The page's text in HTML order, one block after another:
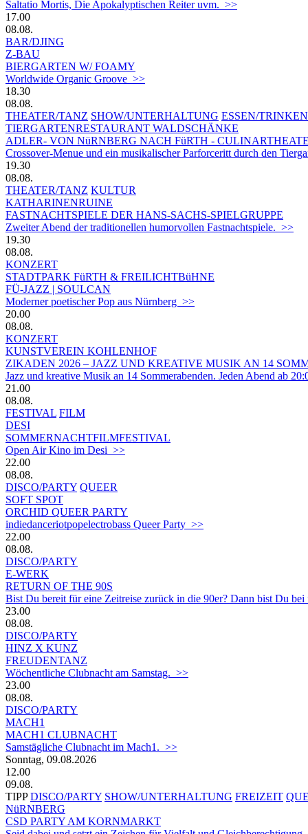
Saltatio Mortis, Die Apokalyptischen Reiter uvm. >>
17.00
08.08.
BAR/DJING
Z-BAU
BIERGARTEN W/ FOAMY
Worldwide Organic Groove >>
18.30
08.08.
THEATER/TANZ SHOW/UNTERHALTUNG ESSEN/TRINKEN
TIERGARTEN­RESTAURANT WALDSCHÄNKE
ADLER- VON NüRNBERG NACH FüRTH -
Crossover-Menue und ein musikalischer Parforceritt durch den
19.30
08.08.
THEATER/TANZ KULTUR
KATHARINENRUINE
FASTNACHTSPIELE DER HANS-SACHS-SPIELGRUPPE
Zweiter Abend der traditionellen humorvollen Fastnachtspiele. >>
19.30
08.08.
KONZERT
STADTPARK FüRTH & FREILICHTBüHNE
FÜ-JAZZ | SOULCAN
Moderner poetischer Pop aus Nürnberg >>
20.00
08.08.
KONZERT
KUNSTVEREIN KOHLENHOF
ZIKADEN 2026 – JAZZ UND KREATIVE MUSIK AN 14
Jazz und kreative Musik an 14 Sommerabenden. Jeden Abend ab
21.00
08.08.
FESTIVAL FILM
DESI
SOMMERNACHTFILMFESTIVAL
Open Air Kino im Desi >>
22.00
08.08.
DISCO/PARTY QUEER
SOFT SPOT
ORCHID QUEER PARTY
indiedanceriotpopelectrobass Queer Party >>
22.00
08.08.
DISCO/PARTY
E-WERK
RETURN OF THE 90S
Bist Du bereit für eine Zeitreise zurück in die 90er? Dann bist Du
23.00
08.08.
DISCO/PARTY
HINZ X KUNZ
FREUDENTANZ
Wöchentliche Clubnacht am Samstag. >>
23.00
08.08.
DISCO/PARTY
MACH1
MACH1 CLUBNACHT
Samstägliche Clubnacht im Mach1. >>
Sonntag, 09.08.2026
12.00
09.08.
TIPP DISCO/PARTY SHOW/UNTERHALTUNG FREIZEIT
NüRNBERG
CSD PARTY AM KORNMARKT